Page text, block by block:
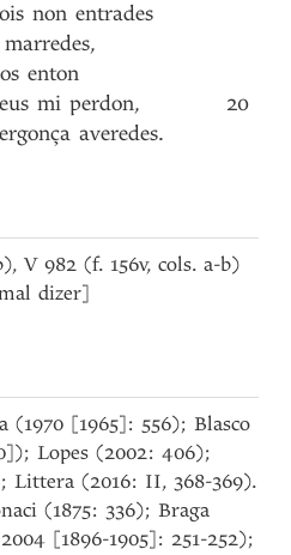
non entrades
marredes,
enton
mi perdon,
averedes.
20
V 982 (f. 156v, cols. a-b)
dizer]
(1970 [1965]: 556); Blasco
Lopes (2002: 406);
Littera (2016: II, 368-369).
(1875: 336); Braga
[1896-1905]: 251-252);